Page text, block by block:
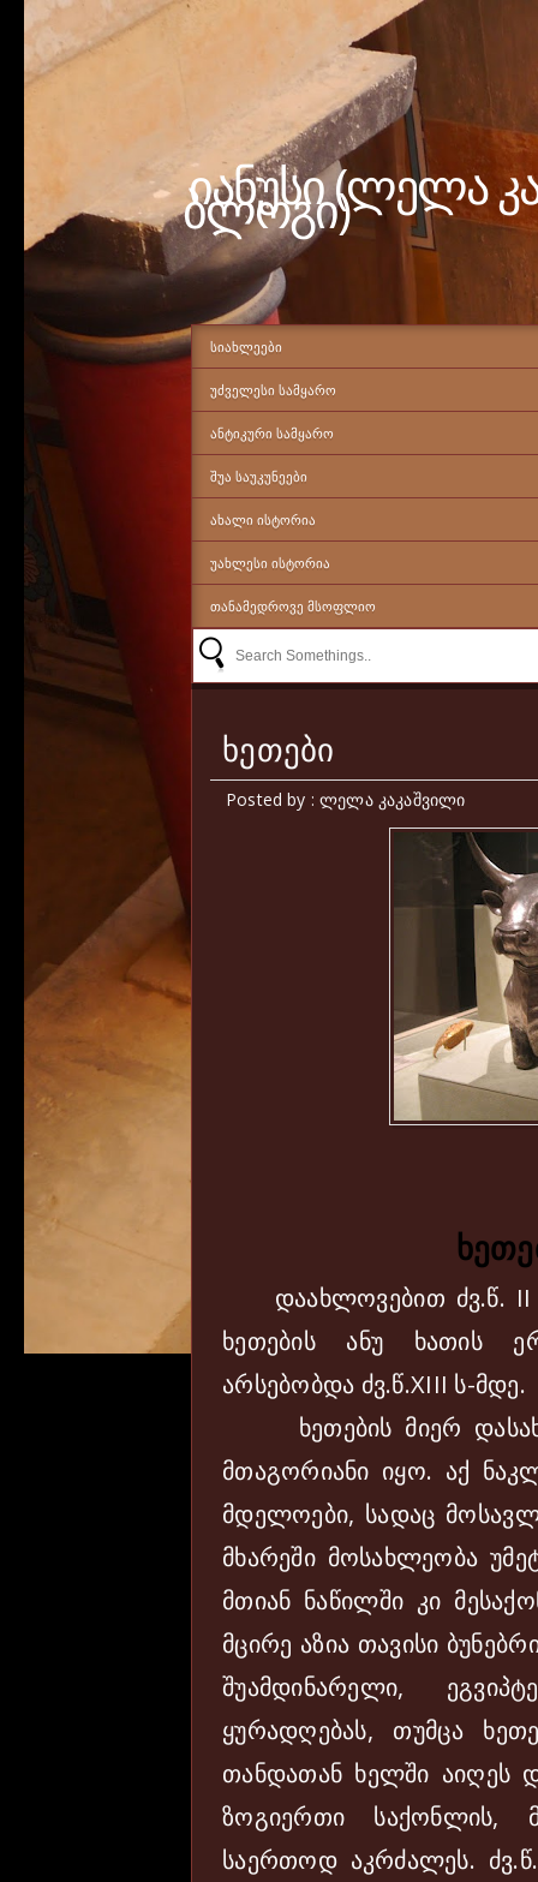
იანუსი (ლელა
ბლოგი)
ᲡᲘᲐᲮᲚᲔᲔᲑᲘ
ᲣᲫᲕᲔᲚᲔᲡᲘ ᲡᲐᲛᲧᲐᲠᲝ
ᲐᲜᲢᲘᲙᲣᲠᲘ ᲡᲐᲛᲧᲐᲠᲝ
ᲨᲣᲐ ᲡᲐᲣᲙᲣᲜᲔᲔᲑᲘ
ᲐᲮᲐᲚᲘ ᲘᲡᲢᲝᲠᲘᲐ
ᲣᲐᲮᲚᲔᲡᲘ ᲘᲡᲢᲝᲠᲘᲐ
ᲗᲐᲜᲐᲛᲔᲓᲠᲝᲕᲔ ᲛᲡᲝᲤᲚᲘᲝ
ხეთები
Posted by : ლელა კაკაშვილი
დაახლოვებით ძვ.წ. II
ხეთების ანუ ხათის
არსებობდა ძვ.წ.XIII ს-მდე.
ხეთების მიერ
მთაგორიანი იყო. აქ
მდელოები, სადაც
მხარეში მოსახლეობა
მთიან ნაწილში კი
მცირე აზია თავისი
შუამდინარელი,
ყურადღებას, თუმცა
თანდათან ხელში აიღეს
ზოგიერთი საქონლის,
საერთოდ აკრძალეს.